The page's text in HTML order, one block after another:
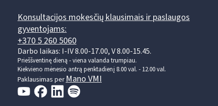
Konsultacijos mokesčių klausimais ir paslaugos
gyventojams:
+370 5 260 5060
Darbo laikas: I-IV 8.00-17.00, V 8.00-15.45.
Prieššventinę dieną - viena valanda trumpiau.
Kiekvieno mėnesio antrą penktadienį 8.00 val. - 12.00 val.
Paklausimas perMano VMI